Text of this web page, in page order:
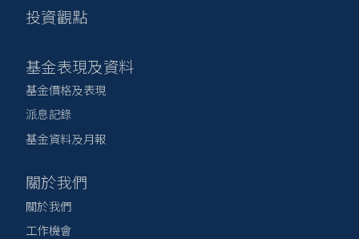
投資觀點
基金表現及資料
基金價格及表現
派息記錄
基金資料及月報
關於我們
關於我們
工作機會